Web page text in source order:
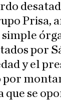
Prisa,
por
y el
por
se